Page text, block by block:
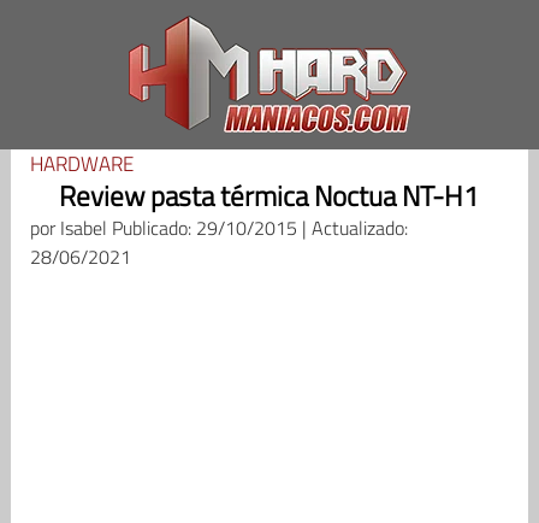
HARDWARE
Review pasta térmica Noctua NT-H1
porIsabel Publicado: 29/10/2015 | Actualizado:
28/06/2021